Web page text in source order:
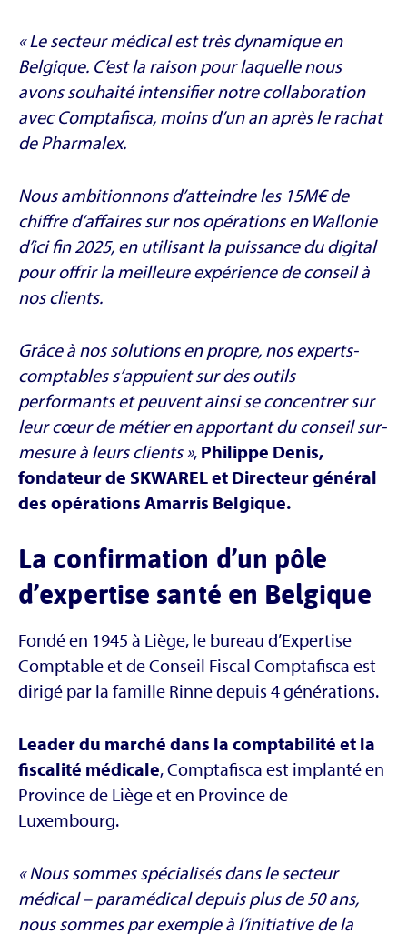
« Le secteur médical est très dynamique en
Belgique. C’est la raison pour laquelle nous
avons souhaité intensifier notre collaboration
avec Comptafisca, moins d’un an après le rachat
de Pharmalex.
Nous ambitionnons d’atteindre les 15M€ de
chiffre d’affaires sur nos opérations en Wallonie
d’ici fin 2025, en utilisant la puissance du digital
pour offrir la meilleure expérience de conseil à
nos clients.
Grâce à nos solutions en propre, nos experts-
comptables s’appuient sur des outils
performants et peuvent ainsi se concentrer sur
leur cœur de métier en apportant du conseil sur-
mesure à leurs clients », Philippe Denis,
fondateur de SKWAREL et Directeur général
des opérations Amarris Belgique.
La confirmation d’un pôle
d’expertise santé en Belgique
Fondé en 1945 à Liège, le bureau d’Expertise
Comptable et de Conseil Fiscal Comptafisca est
dirigé par la famille Rinne depuis 4 générations.
Leader du marché dans la comptabilité et la
fiscalité médicale, Comptafisca est implanté en
Province de Liège et en Province de
Luxembourg.
« Nous sommes spécialisés dans le secteur
médical – paramédical depuis plus de 50 ans,
nous sommes par exemple à l’initiative de la